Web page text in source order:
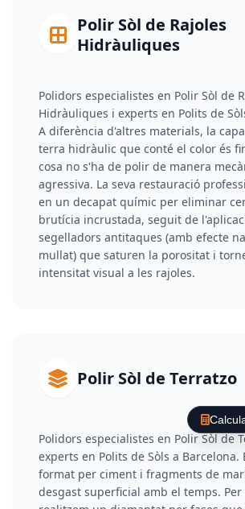
Polir Sòl de Rajoles
Hidràuliques
Polidors especialistes en Polir Sòl de
Hidràuliques i experts en Polits de
A diferència d'altres materials, la
terra hidràulic que conté el color és
cosa no s'ha de polir de manera
agressiva. La seva restauració
en un decapat químic per eliminar
brutícia incrustada, seguit de
segelladors antitaques (amb efecte
mullat) que saturen la porositat i
intensitat visual a les rajoles.
Polir Sòl de Terratzo
Polidors especialistes en Polir Sòl de
experts en Polits de Sòls a Barcelona.
format per ciment i fragments de
desgast superficial amb el temps.